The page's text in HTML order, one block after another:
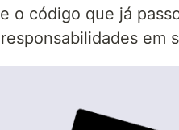
o código que já
em